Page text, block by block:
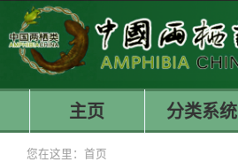
主页 分类系统
您在这里： 首页